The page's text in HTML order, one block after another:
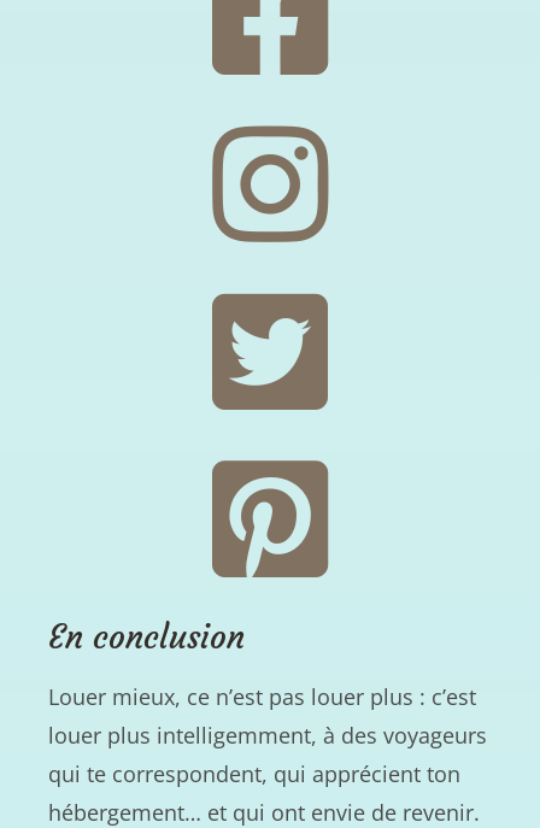
En conclusion
Louer mieux, ce n’est pas louer plus : c’est
louer plus intelligemment, à des voyageurs
qui te correspondent, qui apprécient ton
hébergement… et qui ont envie de revenir.